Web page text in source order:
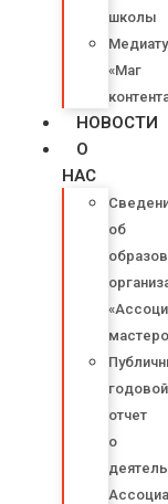
школы
«Маг
НОВОСТИ
О
НАС
об
годовой
отчет
о